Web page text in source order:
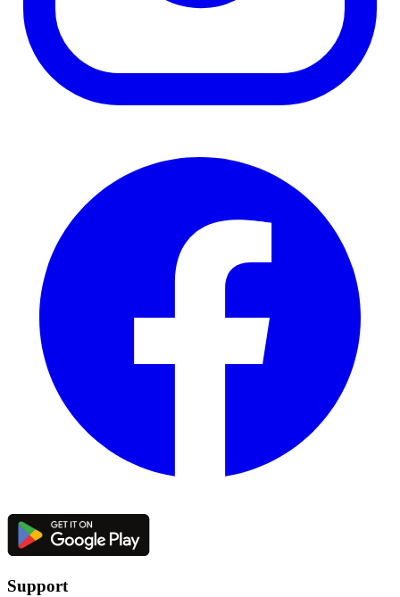
Support